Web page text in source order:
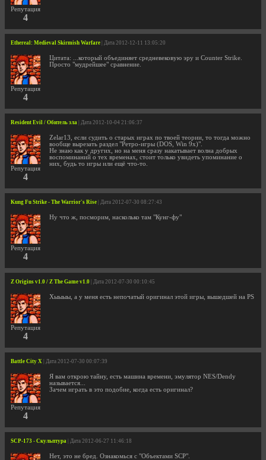
Репутация
4
Ethereal: Medieval Skirmish Warfare | Дата 2012-12-11 13:05:20
Репутация
4
Цитата: ...который объединяет средневековую эру и Counter Strike.
Просто "мудрейшее" сравнение.
Resident Evil / Обитель зла | Дата 2012-10-04 21:06:37
Репутация
4
Zelar13, если судить о старых играх по твоей теории, то тогда можно
вообще вырезать раздел "Ретро-игры (DOS, Win 9x)".
Не знаю как у других, но на меня сразу накатывает волна добрых
воспоминаний о тех временах, стоит только увидеть упоминание о
них, будь то игры или ещё что-то.
Kung Fu Strike - The Warrior's Rise | Дата 2012-07-30 08:27:43
Репутация
4
Ну что ж, посморим, насколько там "Кунг-фу"
Z Origins v1.0 / Z The Game v1.0 | Дата 2012-07-30 00:10:45
Репутация
4
Хыыыы, а у меня есть непочатый оригинал этой игры, вышедшей на PS
Battle City X | Дата 2012-07-30 00:07:39
Репутация
4
Я вам открою тайну, есть машина времени, эмулятор NES/Dendy
называется...
Зачем играть в это подобие, когда есть оригинал?
SCP-173 - Скульптура | Дата 2012-06-27 11:46:18
Нет, это не бред. Ознакомься с "Объектами SCP".